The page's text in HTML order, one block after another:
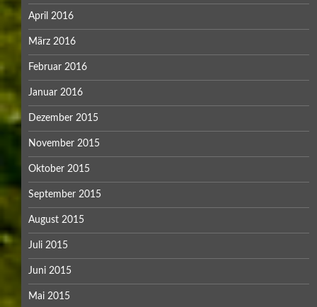
April 2016
März 2016
Februar 2016
Januar 2016
Dezember 2015
November 2015
Oktober 2015
September 2015
August 2015
Juli 2015
Juni 2015
Mai 2015